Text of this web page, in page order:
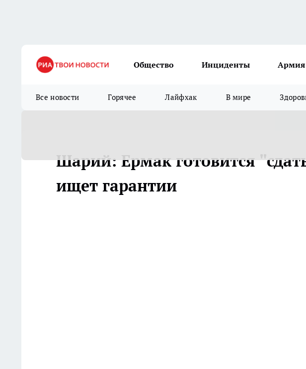
Общество Инциденты Армия
Все новости Горячее Лайфхак В мире
Шарий: Ермак готовится
ищет гарантии